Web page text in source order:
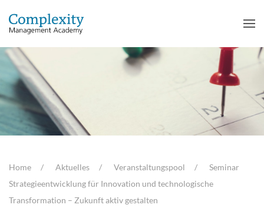
Home Aktuelles Veranstaltungspool
Seminar
Strategieentwicklung für Innovation und technologische
Transformation – Zukunft aktiv gestalten